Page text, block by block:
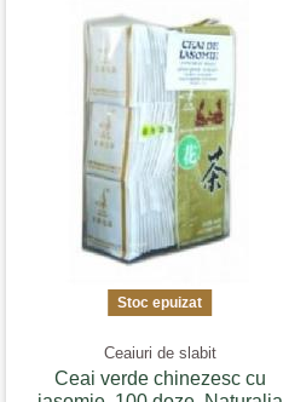
Stoc epuizat
Ceaiuri de slabit
Ceai verde chinezesc cu